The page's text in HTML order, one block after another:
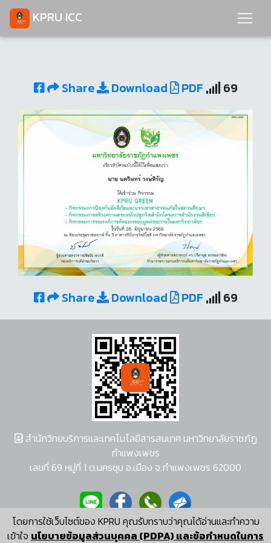
KPRU ICC
Share Download PDF 69
Share Download PDF 69
โดยการใช้เว็บไซต์ของ KPRU คุณรับทราบว่าคุณได้อ่านและทำความ
เข้าใจ นโยบายข้อมูลส่วนบุคคล (PDPA) และข้อกำหนดในการ
สำนักวิทยบริการและเทคโนโลยีสารสนเทศ มหาวิทยาลัยราชภัฏ
กำแพงเพชร
เลขที่ 69 หมู่ที่ 1 ต.นครชุม อ.เมือง จ.กำแพงเพชร 62000
ผู้พัฒนาระบบ อนุชา พวงผกา